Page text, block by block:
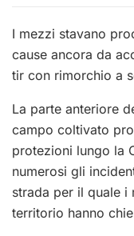
I mezzi stavano
cause ancora da
tir con rimorchio a
La parte anteriore
campo coltivato
protezioni lungo la
numerosi gli
strada per il quale i
territorio hanno